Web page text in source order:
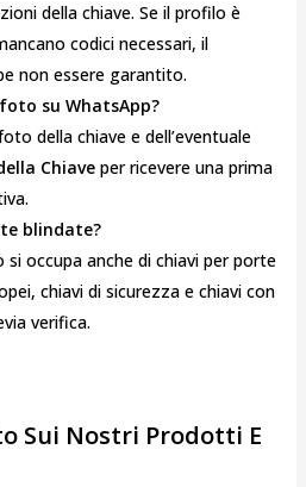
della chiave. Se il profilo è
codici necessari, il
non essere garantito.
su WhatsApp?
della chiave e dell’eventuale
Chiaveper ricevere una prima
blindate?
occupa anche di chiavi per porte
chiavi di sicurezza e chiavi con
verifica.
Sui Nostri Prodotti E